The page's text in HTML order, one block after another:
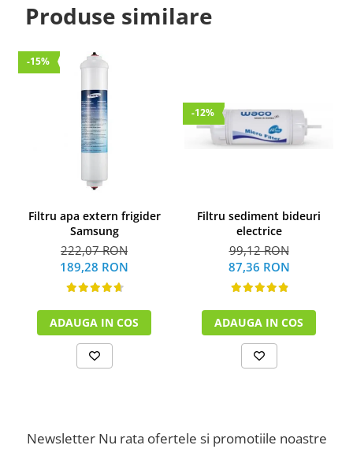
Produse similare
-15%
Filtru apa extern frigider
Samsung
222,07 RON
189,28 RON
ADAUGA IN COS
-12%
Filtru sediment bideuri
electrice
99,12 RON
87,36 RON
ADAUGA IN COS
Newsletter Nu rata ofertele si promotiile noastre